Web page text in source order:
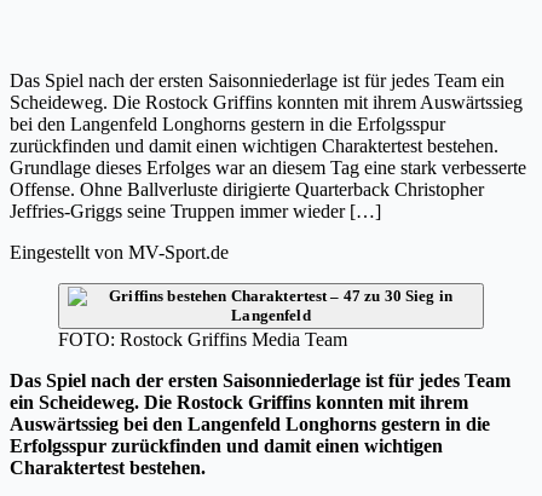
Das Spiel nach der ersten Saisonniederlage ist für jedes Team ein
Scheideweg. Die Rostock Griffins konnten mit ihrem Auswärtssieg
bei den Langenfeld Longhorns gestern in die Erfolgsspur
zurückfinden und damit einen wichtigen Charaktertest bestehen.
Grundlage dieses Erfolges war an diesem Tag eine stark verbesserte
Offense. Ohne Ballverluste dirigierte Quarterback Christopher
Jeffries-Griggs seine Truppen immer wieder […]
Eingestellt von MV-Sport.de
FOTO: Rostock Griffins Media Team
Das Spiel nach der ersten Saisonniederlage ist für jedes Team
ein Scheideweg. Die Rostock Griffins konnten mit ihrem
Auswärtssieg bei den Langenfeld Longhorns gestern in die
Erfolgsspur zurückfinden und damit einen wichtigen
Charaktertest bestehen.